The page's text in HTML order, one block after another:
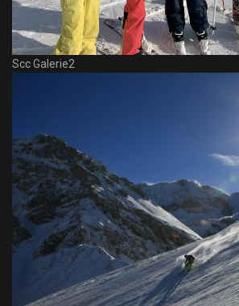
Scc Galerie2